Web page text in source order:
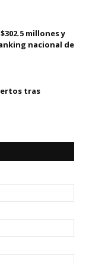
millones y
nacional de
tras